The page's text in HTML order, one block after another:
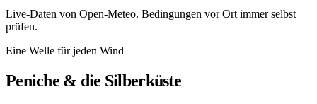
Live-Daten von Open-Meteo. Bedingungen vor Ort immer selbst
prüfen.
Eine Welle für jeden Wind
Peniche & die Silberküste